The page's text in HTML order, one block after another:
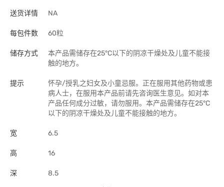
送货详情 NA
每包件数 60粒
储存方式
本产品需储存在25°C以下的阴凉干燥处及儿童不能接
触的地方。
提示
怀孕/授乳之妇女及小童忌服。正在服用其他药物或患
病人士，在服用本产品前请先咨询医生意见。如对本
产品任何成分过敏，请勿服用。本产品需储存在25°C
以下的阴凉干燥处及儿童不能接触的地方。
宽 6.5
高 16
深 8.5